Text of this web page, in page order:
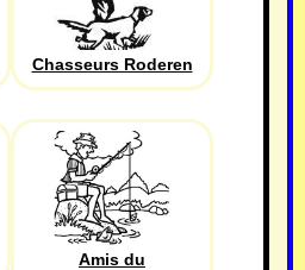
Chasseurs Roderen
Amis du